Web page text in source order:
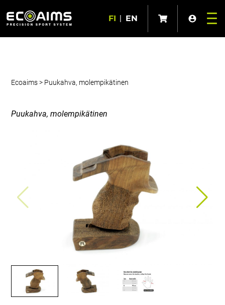
FI | EN
Ecoaims> Puukahva, molempikätinen
Puukahva, molempikätinen